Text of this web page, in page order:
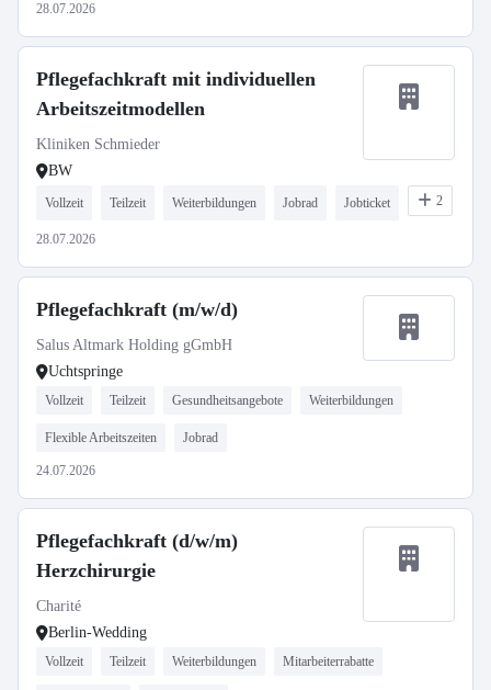
28.07.2026
Pflegefachkraft mit individuellen
Arbeitszeitmodellen
Kliniken Schmieder
BW
Vollzeit Teilzeit Weiterbildungen Jobrad Jobticket 2
28.07.2026
Pflegefachkraft (m/w/d)
Salus Altmark Holding gGmbH
Uchtspringe
Vollzeit Teilzeit Gesundheitsangebote Weiterbildungen
Flexible Arbeitszeiten Jobrad
24.07.2026
Pflegefachkraft (d/w/m)
Herzchirurgie
Charité
Berlin-Wedding
Vollzeit Teilzeit Weiterbildungen Mitarbeiterrabatte